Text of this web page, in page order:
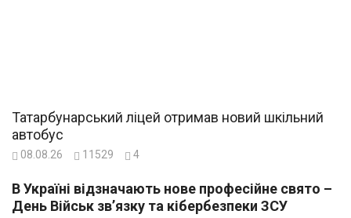
Татарбунарський ліцей отримав новий шкільний
автобус
08.08.26 11529 4
В Україні відзначають нове професійне свято –
День Військ зв’язку та кібербезпеки ЗСУ